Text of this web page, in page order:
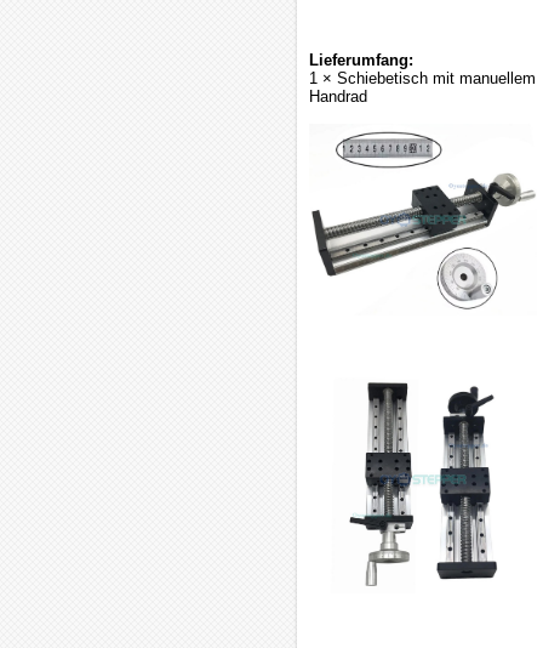
Lieferumfang:
1 × Schiebetisch mit manuellem
Handrad